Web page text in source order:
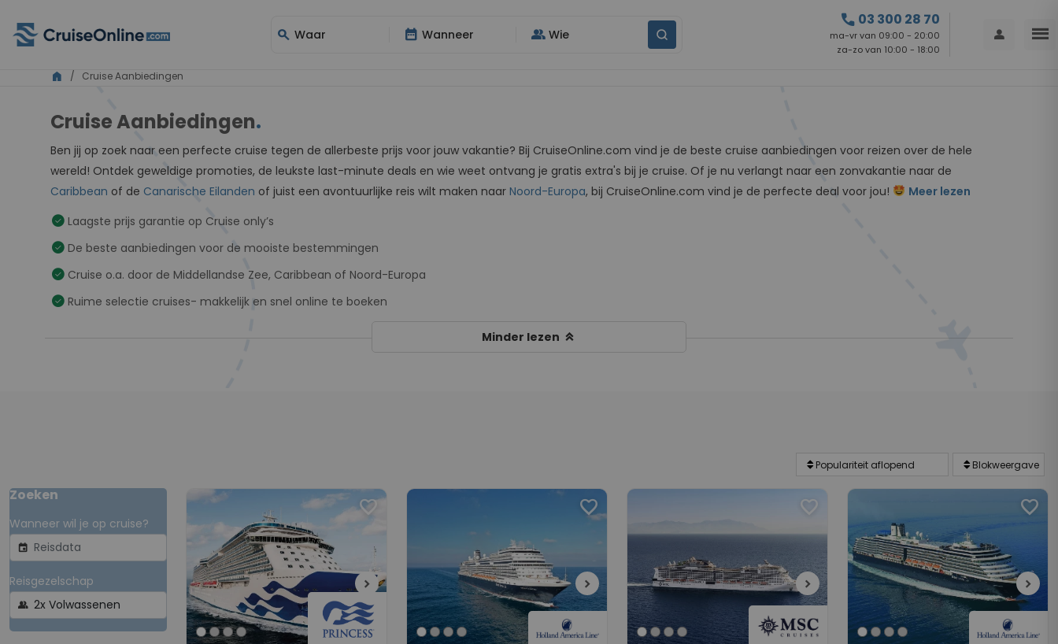
search Waar date_range Wanneer group Wie
call 03 300 28 70
ma-vr van 09:00 - 20:00
za-zo van 10:00 - 18:00
person menu
home / Cruise Aanbiedingen
Cruise Aanbiedingen.
Ben jij op zoek naar een perfecte cruise tegen de allerbeste prijs voor jouw vakantie? Bij CruiseOnline.com vind je de beste cruise aanbiedingen voor reizen over de hele
wereld! Ontdek geweldige promoties, de leukste last-minute deals en wie weet ontvang je gratis extra's bij je cruise. Of je nu verlangt naar een zonvakantie naar de
Caribbean of de Canarische Eilanden of juist een avontuurlijke reis wilt maken naar Noord-Europa, bij CruiseOnline.com vind je de perfecte deal voor jou! Meer lezen
check_circle Laagste prijs garantie op Cruise only’s
check_circle De beste aanbiedingen voor de mooiste bestemmingen
check_circle Cruise o.a. door de Middellandse Zee, Caribbean of Noord-Europa
check_circle Ruime selectie cruises- makkelijk en snel online te boeken
Minder lezen keyboard_double_arrow_up
Zoeken
Wanneer wil je op cruise?
event
Reisgezelschap
group
favorite
chevron_right
favorite
chevron_right
favorite
chevron_right
favorite
chevron_right